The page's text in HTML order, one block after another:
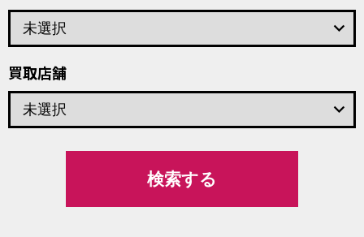
keyboard_arrow_down
買取店舗
keyboard_arrow_down